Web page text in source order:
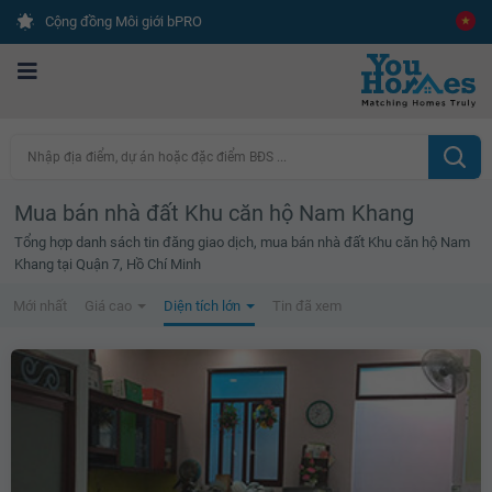
Cộng đồng Môi giới bPRO
Nhập địa điểm, dự án hoặc đặc điểm BĐS ...
Mua bán nhà đất Khu căn hộ Nam Khang
Tổng hợp danh sách tin đăng giao dịch, mua bán nhà đất Khu căn hộ Nam
Khang tại Quận 7, Hồ Chí Minh
Mới nhất Giá cao Diện tích lớn Tin đã xem